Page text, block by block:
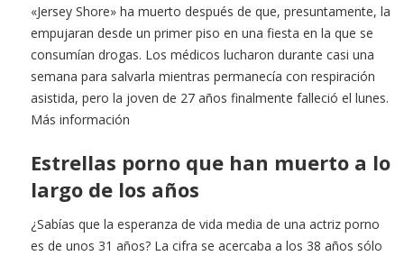
«Jersey Shore» ha muerto después de que, presuntamente, la
empujaran desde un primer piso en una fiesta en la que se
consumían drogas. Los médicos lucharon durante casi una
semana para salvarla mientras permanecía con respiración
asistida, pero la joven de 27 años finalmente falleció el lunes.
Más información
Estrellas porno que han muerto a lo
largo de los años
¿Sabías que la esperanza de vida media de una actriz porno
es de unos 31 años? La cifra se acercaba a los 38 años sólo